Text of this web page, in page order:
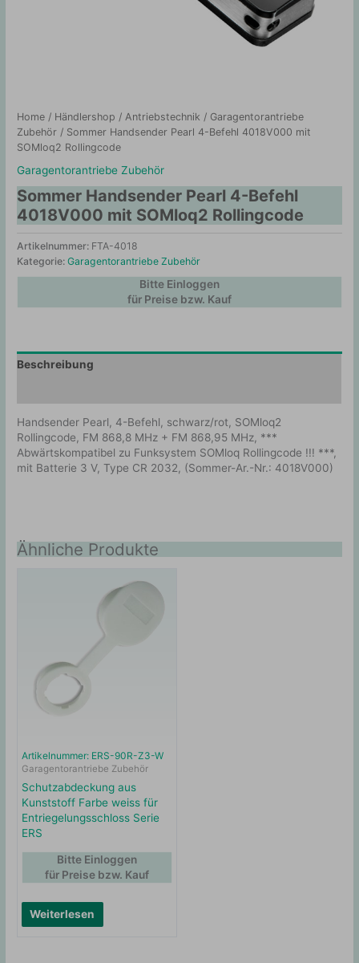
Home / Händlershop /Antriebstechnik / Garagentorantriebe
Zubehör / Sommer Handsender Pearl 4-Befehl 4018V000 mit
SOMloq2 Rollingcode
Garagentorantriebe Zubehör
Sommer Handsender Pearl 4-Befehl
4018V000 mit SOMloq2 Rollingcode
Artikelnummer: FTA-4018
Kategorie:Garagentorantriebe Zubehör
Bitte Einloggen
für Preise bzw. Kauf
Beschreibung
Handsender Pearl, 4-Befehl, schwarz/rot, SOMloq2
Rollingcode, FM 868,8 MHz + FM 868,95 MHz, ***
Abwärtskompatibel zu Funksystem SOMloq Rollingcode !!! ***,
mit Batterie 3 V, Type CR 2032, (Sommer-Ar.-Nr.: 4018V000)
Ähnliche Produkte
Artikelnummer: ERS-90R-Z3-W
Garagentorantriebe Zubehör
Schutzabdeckung aus
Kunststoff Farbe weiss für
Entriegelungsschloss Serie
ERS
Weiterlesen
Bitte Einloggen
für Preise bzw. Kauf